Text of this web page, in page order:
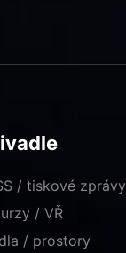
/ tiskové zprávy
/ VŘ
/ prostory